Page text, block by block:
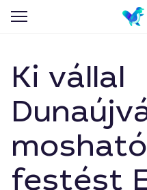
Ki vállal
festést